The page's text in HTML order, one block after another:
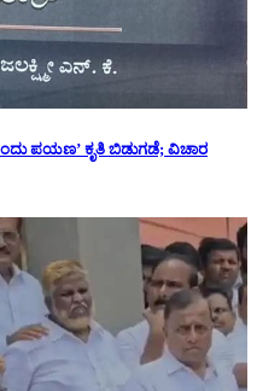
ಪಯಣ’ ಕೃತಿ ಬಿಡುಗಡೆ; ವಿಚಾರ